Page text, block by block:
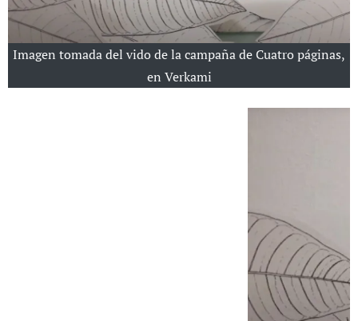
Imagen tomada del vido de la campaña de Cuatro páginas,
en Verkami